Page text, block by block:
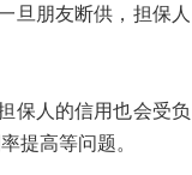
朋友断供，担保人
保人的信用也会受负
提高等问题。